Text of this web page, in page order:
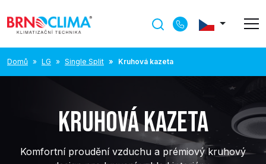
Domů LG Single Split Kruhová kazeta
KRUHOVÁ KAZETA
Komfortní proudění vzduchu a prémiový kruhový